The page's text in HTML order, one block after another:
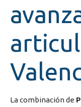
La combinación de